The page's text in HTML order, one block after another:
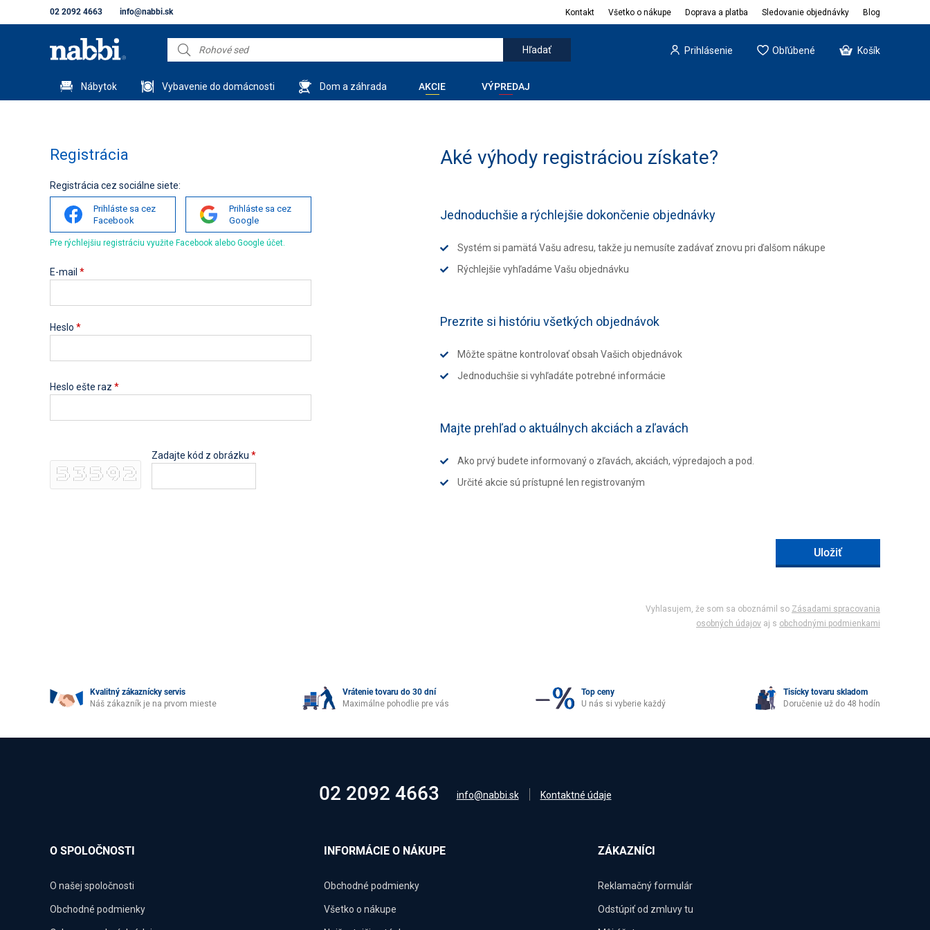
02 2092 4663 info@nabbi.sk Kontakt Všetko o nákupe Doprava a platba Sledovanie objednávky Blog
Prihlásenie Obľúbené Košík
Nábytok Vybavenie do domácnosti Dom a záhrada AKCIE VÝPREDAJ
Registrácia
Registrácia cez sociálne siete:
Prihláste sa cez
Facebook
Prihláste sa cez
Google
Pre rýchlejšiu registráciu využite Facebook alebo Google účet.
E-mail *
Heslo *
Heslo ešte raz *
| ___|  |___ /  | ___|   / _ \  |___ \
|___ \    |_ \  |___ \  | (_) |   __) |
  ___) |  ___) |  ___) |  \__, |  / __/
|____/  |____/  |____/     /_/  |_____|
Zadajte kód z obrázku *
Aké výhody registráciou získate?
Jednoduchšie a rýchlejšie dokončenie objednávky
Systém si pamätá Vašu adresu, takže ju nemusíte zadávať znovu pri ďalšom nákupe
Rýchlejšie vyhľadáme Vašu objednávku
Prezrite si históriu všetkých objednávok
Môžte spätne kontrolovať obsah Vašich objednávok
Jednoduchšie si vyhľadáte potrebné informácie
Majte prehľad o aktuálnych akciách a zľavách
Ako prvý budete informovaný o zľavách, akciách, výpredajoch a pod.
Určité akcie sú prístupné len registrovaným
Vyhlasujem, že som sa oboznámil so Zásadami spracovania
osobných údajov aj s obchodnými podmienkami
Kvalitný zákaznícky servis
Náš zákazník je na prvom mieste
Vrátenie tovaru do 30 dní
Maximálne pohodlie pre vás
Top ceny
U nás si vyberie každý
Tisícky tovaru skladom
Doručenie už do 48 hodín
02 2092 4663 info@nabbi.sk Kontaktné údaje
O SPOLOČNOSTI
O našej spoločnosti
Obchodné podmienky
INFORMÁCIE O NÁKUPE
Obchodné podmienky
Všetko o nákupe
ZÁKAZNÍCI
Reklamačný formulár
Odstúpiť od zmluvy tu